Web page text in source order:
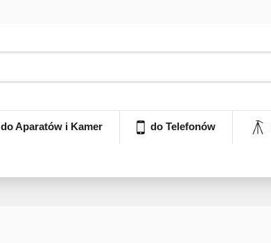
do Aparatów i Kamer do Telefonów